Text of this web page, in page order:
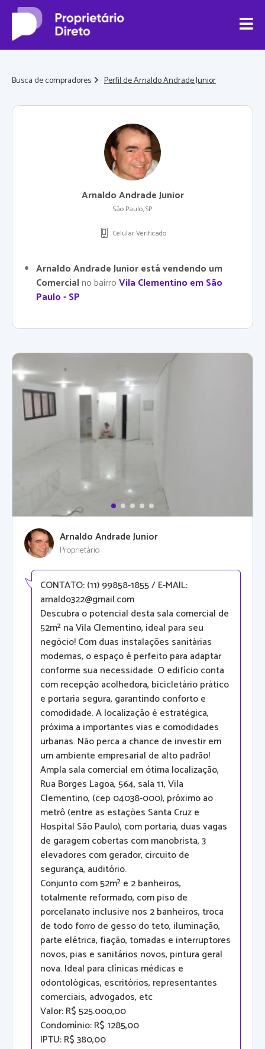
Busca de compradores Perfil de Arnaldo Andrade Junior
Arnaldo Andrade Junior
São Paulo, SP
Celular Verificado
Arnaldo Andrade Junior está vendendo um
Comercialno bairroVila Clementino em São
Paulo - SP
Arnaldo Andrade Junior
Proprietário
CONTATO: (11) 99858-1855 / E-MAIL:
arnaldo322@gmail.com
Descubra o potencial desta sala comercial de
52m² na Vila Clementino, ideal para seu
negócio! Com duas instalações sanitárias
modernas, o espaço é perfeito para adaptar
conforme sua necessidade. O edifício conta
com recepção acolhedora, bicicletário prático
e portaria segura, garantindo conforto e
comodidade. A localização é estratégica,
próxima a importantes vias e comodidades
urbanas. Não perca a chance de investir em
um ambiente empresarial de alto padrão!
Ampla sala comercial em ótima localização,
Rua Borges Lagoa, 564, sala 11, Vila
Clementino, (cep 04038-000), próximo ao
metrô (entre as estações Santa Cruz e
Hospital São Paulo), com portaria, duas vagas
de garagem cobertas com manobrista, 3
elevadores com gerador, circuito de
segurança, auditório.
Conjunto com 52m² e 2 banheiros,
totalmente reformado, com piso de
porcelanato inclusive nos 2 banheiros, troca
de todo forro de gesso do teto, iluminação,
parte elétrica, fiação, tomadas e interruptores
novos, pias e sanitários novos, pintura geral
nova. Ideal para clínicas médicas e
odontológicas, escritórios, representantes
comerciais, advogados, etc
Valor: R$ 525.000,00
Condomínio: R$ 1285,00
IPTU: R$ 380,00